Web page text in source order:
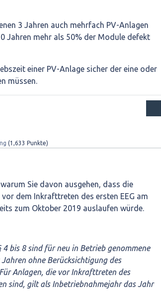
3 Jahren auch mehrfach PV-Anlagen
Jahren mehr als 50% der Module defekt
einer PV-Anlage sicher der eine oder
müssen.
(1,633 Punkte)
Sie davon ausgehen, dass die
dem Inkrafttreten des ersten EEG am
zum Oktober 2019 auslaufen würde.
bis 8 sind für neu in Betrieb genommene
ohne Berücksichtigung des
Anlagen, die vor Inkrafttreten des
sind, gilt als Inbetriebnahmejahr das Jahr